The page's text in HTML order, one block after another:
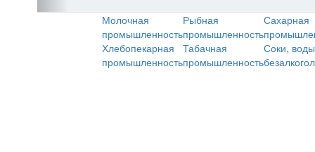
Молочная
промышленность
Рыбная
промышленность
Сахарная
Хлебопекарная
промышленность
Табачная
промышленность
Соки,